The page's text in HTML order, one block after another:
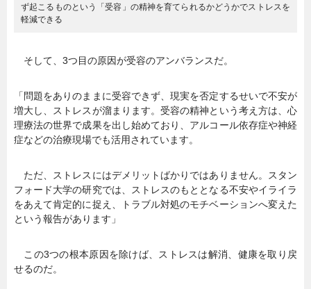
ず起こるものという「受容」の精神を育てられるかどうかでストレスを
軽減できる
そして、3つ目の原因が受容のアンバランスだ。
「問題をありのままに受容できず、現実を否定するせいで不安が
増大し、ストレスが溜まります。受容の精神という考え方は、心
理療法の世界で成果を出し始めており、アルコール依存症や神経
症などの治療現場でも活用されています。
ただ、ストレスにはデメリットばかりではありません。スタン
フォード大学の研究では、ストレスのもととなる不安やイライラ
をあえて肯定的に捉え、トラブル対処のモチベーションへ変えた
という報告があります」
この3つの根本原因を除けば、ストレスは解消、健康を取り戻
せるのだ。